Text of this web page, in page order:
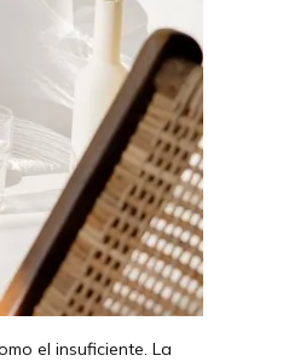
el insuficiente. La